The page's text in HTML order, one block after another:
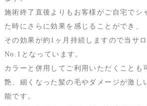
施術終了直後よりもお客様がご自宅でシ
た時にさらに効果を感じることができ、
その効果が約1ヶ月持続しますので当サ
No.1となっています。
カラーと併用してご利用いただくことも
艶、細くなった髪の毛やダメージが激し
能です。